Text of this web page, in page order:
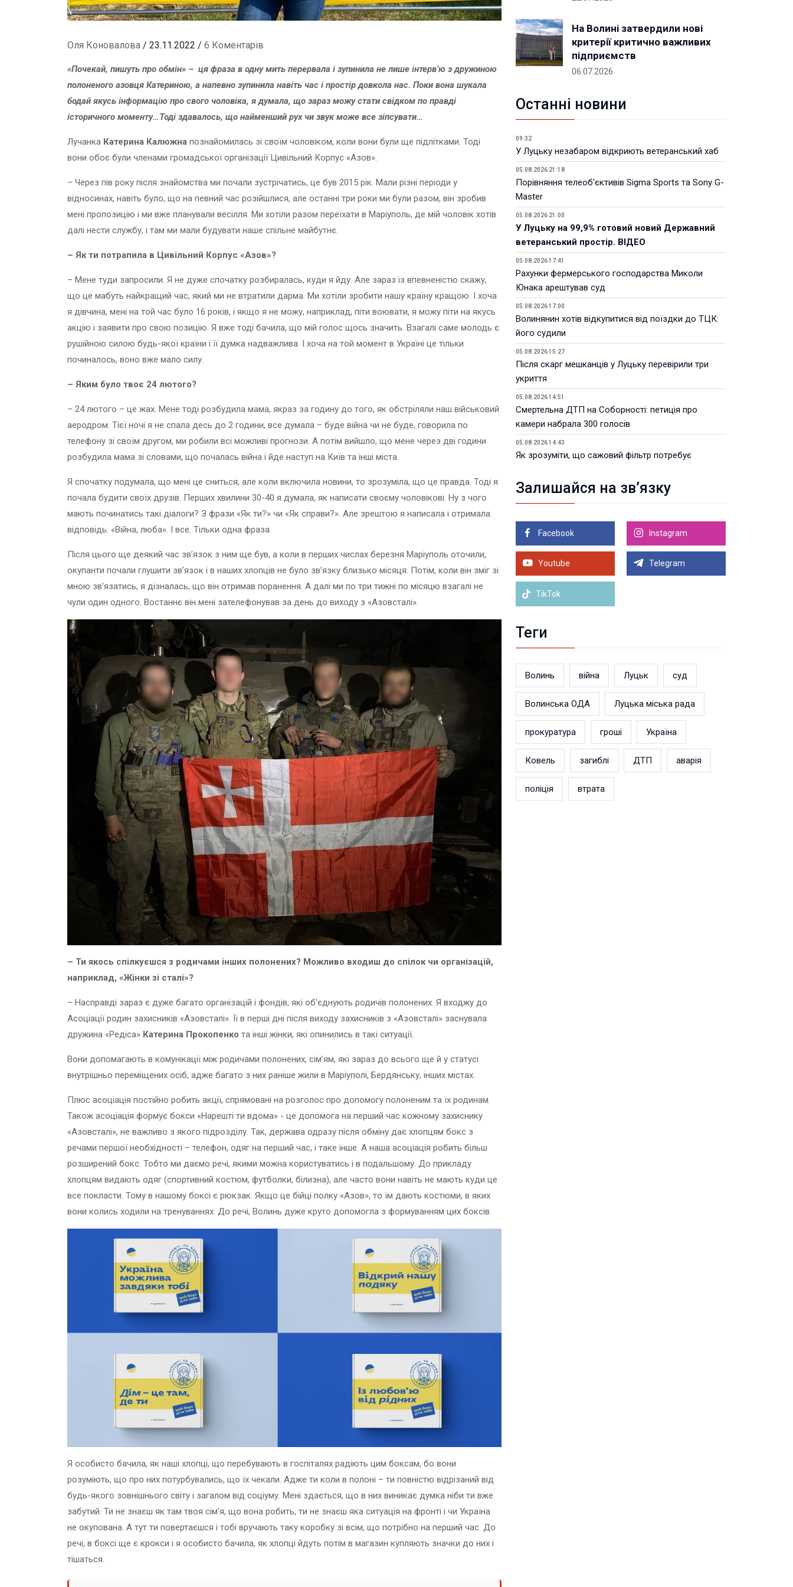
Оля Коновалова / 23.11.2022 / 6 Коментарів
«Почекай, пишуть про обмін» – ця фраза в одну мить перервала і зупинила не лише інтерв’ю з дружиною
полоненого азовця Катериною, а напевно зупинила навіть час і простір довкола нас. Поки вона шукала
бодай якусь інформацію про свого чоловіка, я думала, що зараз можу стати свідком по правді
історичного моменту…Тоді здавалось, що найменший рух чи звук може все зіпсувати…
Лучанка Катерина Калюжна познайомилась зі своїм чоловіком, коли вони були ще підлітками. Тоді
вони обоє були членами громадської організації Цивільний Корпус «Азов».
– Через пів року після знайомства ми почали зустрічатись, це був 2015 рік. Мали різні періоди у
відносинах, навіть було, що на певний час розійшлися, але останні три роки ми були разом, він зробив
мені пропозицію і ми вже планували весілля. Ми хотіли разом переїхати в Маріуполь, де мій чоловік хотів
далі нести службу, і там ми мали будувати наше спільне майбутнє.
– Як ти потрапила в Цивільний Корпус «Азов»?
– Мене туди запросили. Я не дуже спочатку розбиралась, куди я йду. Але зараз із впевненістю скажу,
що це мабуть найкращий час, який ми не втратили дарма. Ми хотіли зробити нашу країну кращою. І хоча
я дівчина, мені на той час було 16 років, і якщо я не можу, наприклад, піти воювати, я можу піти на якусь
акцію і заявити про свою позицію. Я вже тоді бачила, що мій голос щось значить. Взагалі саме молодь є
рушійною силою будь-якої країни і її думка надважлива. І хоча на той момент в Україні це тільки
починалось, воно вже мало силу.
– Яким було твоє 24 лютого?
– 24 лютого – це жах. Мене тоді розбудила мама, якраз за годину до того, як обстріляли наш військовий
аеродром. Тієї ночі я не спала десь до 2 години, все думала – буде війна чи не буде, говорила по
телефону зі своїм другом, ми робили всі можливі прогнози. А потім вийшло, що мене через дві години
розбудила мама зі словами, що почалась війна і йде наступ на Київ та інші міста.
Я спочатку подумала, що мені це сниться, але коли включила новини, то зрозуміла, що це правда. Тоді я
почала будити своїх друзів. Перших хвилини 30-40 я думала, як написати своєму чоловікові. Ну з чого
мають починатись такі діалоги? З фрази «Як ти?» чи «Як справи?». Але зрештою я написала і отримала
відповідь: «Війна, люба». І все. Тільки одна фраза.
Після цього ще деякий час зв’язок з ним ще був, а коли в перших числах березня Маріуполь оточили,
окупанти почали глушити зв’язок і в наших хлопців не було зв’язку близько місяця. Потім, коли він зміг зі
мною зв’язатись, я дізналась, що він отримав поранення. А далі ми по три тижні по місяцю взагалі не
чули один одного. Востаннє він мені зателефонував за день до виходу з «Азовсталі».
– Ти якось спілкуєшся з родичами інших полонених? Можливо входиш до спілок чи організацій,
наприклад, «Жінки зі сталі»?
– Насправді зараз є дуже багато організацій і фондів, які об’єднують родичів полонених. Я входжу до
Асоціації родин захисників «Азовсталі». Її в перші дні після виходу захисників з «Азовсталі» заснувала
дружина «Редіса» Катерина Прокопенко та інші жінки, які опинились в такі ситуації.
Вони допомагають в комунікації між родичами полонених, сім’ям, які зараз до всього ще й у статусі
внутрішньо переміщених осіб, адже багато з них раніше жили в Маріуполі, Бердянську, інших містах.
Плюс асоціація постійно робить акції, спрямовані на розголос про допомогу полоненим та їх родинам.
Також асоціація формує бокси «Нарешті ти вдома» - це допомога на перший час кожному захиснику
«Азовсталі», не важливо з якого підрозділу. Так, держава одразу після обміну дає хлопцям бокс з
речами першої необхідності – телефон, одяг на перший час, і таке інше. А наша асоціація робить більш
розширений бокс. Тобто ми даємо речі, якими можна користуватись і в подальшому. До прикладу
хлопцям видають одяг (спортивний костюм, футболки, білизна), але часто вони навіть не мають куди це
все покласти. Тому в нашому боксі є рюкзак. Якщо це бійці полку «Азов», то їм дають костюми, в яких
вони колись ходили на тренуваннях. До речі, Волинь дуже круто допомогла з формуванням цих боксів.
Я особисто бачила, як наші хлопці, що перебувають в госпіталях радіють цим боксам, бо вони
розуміють, що про них потурбувались, що їх чекали. Адже ти коли в полоні – ти повністю відрізаний від
будь-якого зовнішнього світу і загалом від соціуму. Мені здається, що в них виникає думка ніби ти вже
забутий. Ти не знаєш як там твоя сім’я, що вона робить, ти не знаєш яка ситуація на фронті і чи Україна
не окупована. А тут ти повертаєшся і тобі вручають таку коробку зі всім, що потрібно на перший час. До
речі, в боксі ще є крокси і я особисто бачила, як хлопці йдуть потім в магазин купляють значки до них і
тішаться.
На Волині затвердили нові
критерії критично важливих
підприємств
06.07.2026
Останні новини
09:32
У Луцьку незабаром відкриють ветеранський хаб
05.08.2026 21:18
Порівняння телеоб'єктивів Sigma Sports та Sony G-
Master
05.08.2026 21:00
У Луцьку на 99,9% готовий новий Державний
ветеранський простір. ВІДЕО
05.08.2026 17:41
Рахунки фермерського господарства Миколи
Юнака арештував суд
05.08.2026 17:00
Волинянин хотів відкупитися від поїздки до ТЦК:
його судили
05.08.2026 15:27
Після скарг мешканців у Луцьку перевірили три
укриття
05.08.2026 14:51
Смертельна ДТП на Соборності: петиція про
камери набрала 300 голосів
05.08.2026 14:43
Як зрозуміти, що сажовий фільтр потребує
05.08.2026 13:38
У Волинській ОВА призначили уповноваженого з
05.08.2026 12:22
Фіктивні операції з пальним: на Волині
відшкодували 4,5 млн податків
Більше новин
Залишайся на зв’язку
Facebook Instagram
Youtube Telegram
TikTok
Теги
Волинь війна Луцьк суд
Волинська ОДА Луцька міська рада
прокуратура гроші Україна
Ковель загиблі ДТП аварія
поліція втрата